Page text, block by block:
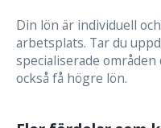
Din lön är individuell
arbetsplats. Tar du
specialiserade
också få högre lön.